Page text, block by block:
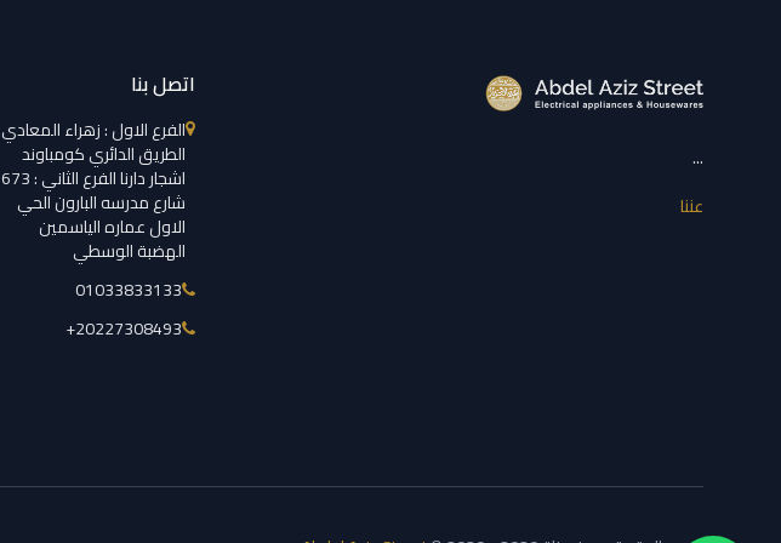
...
عننا
اتصل بنا
الفرع الاول : زهراء المعادي
الطريق الدائري كومباوند
اشجار دارنا الفرع
شارع مدرسه البارون الحي
الاول عماره الياسمين
الهضبة الوسطي
01033833133
‎+20227308493